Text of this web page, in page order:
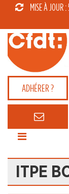
MISE À JOUR
ADHÉRER ?
ITPE